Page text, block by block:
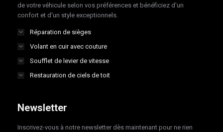
de votre véhicule selon vos préférences et bénéficiez d'un
confort et d'un style exceptionnels.
Réparation de sièges
Volant en cuir avec couture
Soufflet de levier de vitesse
Restauration de ciels de toit
Newsletter
Inscrivez-vous à notre newsletter dès maintenant pour ne rien